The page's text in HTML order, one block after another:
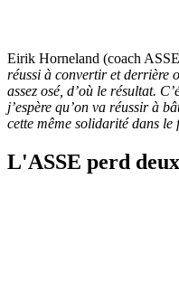
Eirik Horneland (coach
réussi à convertir et derrière
assez osé, d’où le résultat.
j’espère qu’on va réussir à
cette même solidarité dans le
L'ASSE perd